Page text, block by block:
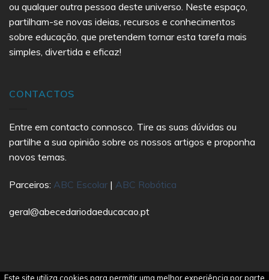
ou qualquer outra pessoa deste universo. Neste espaço,
partilham-se novas ideias, recursos e conhecimentos
sobre educação, que pretendem tornar esta tarefa mais
simples, divertida e eficaz!
CONTACTOS
Entre em contacto connosco. Tire as suas dúvidas ou
partilhe a sua opinião sobre os nossos artigos e proponha
novos temas.
Parceiros: ABC Escolar | ABC Robótica
geral@abecedariodaeducacao.pt
Este site utiliza cookies para permitir uma melhor experiência por parte